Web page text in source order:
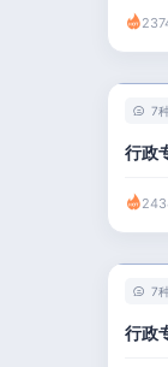
7
行政
7
行政